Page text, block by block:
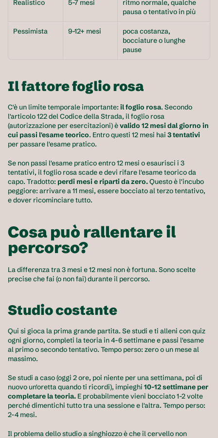
Realistico 5–7 mesi
ritmo normale, qualche
pausa o tentativo in più
Pessimista 9–12+ mesi
poca costanza,
bocciature o lunghe
pause
Il fattore foglio rosa
C'è un limite temporale importante: il foglio rosa. Secondo
l'articolo 122 del Codice della Strada, il foglio rosa
(autorizzazione per esercitazioni) è valido 12 mesi dal giorno in
cui passi l'esame teorico. Entro questi 12 mesi hai 3 tentativi
per passare l'esame pratico.
Se non passi l'esame pratico entro 12 mesi o esaurisci i 3
tentativi, il foglio rosa scade e devi rifare l'esame teorico da
capo. Tradotto: perdi mesi e riparti da zero. Questo è l'incubo
peggiore: arrivare a 11 mesi, essere bocciato al terzo tentativo,
e dover ricominciare tutto.
Cosa può rallentare il
percorso?
La differenza tra 3 mesi e 12 mesi non è fortuna. Sono scelte
precise che fai (o non fai) durante il percorso.
Studio costante
Qui si gioca la prima grande partita. Se studi e ti alleni con quiz
ogni giorno, completi la teoria in 4-6 settimane e passi l'esame
al primo o secondo tentativo. Tempo perso: zero o un mese al
massimo.
Se studi a caso (oggi 2 ore, poi niente per una settimana, poi di
nuovo un'oretta quando ti ricordi), impieghi 10-12 settimane per
completare la teoria. E probabilmente vieni bocciato 1-2 volte
perché dimentichi tutto tra una sessione e l'altra. Tempo perso:
2-4 mesi.
Il problema dello studio a singhiozzo è che il cervello non